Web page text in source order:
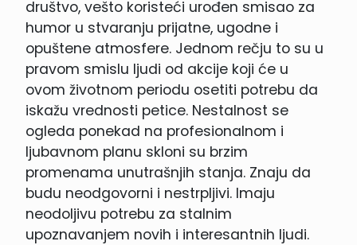
društvo, vešto koristeći urođen smisao za
humor u stvaranju prijatne, ugodne i
opuštene atmosfere. Jednom rečju to su u
pravom smislu ljudi od akcije koji će u
ovom životnom periodu osetiti potrebu da
iskažu vrednosti petice. Nestalnost se
ogleda ponekad na profesionalnom i
ljubavnom planu skloni su brzim
promenama unutrašnjih stanja. Znaju da
budu neodgovorni i nestrpljivi. Imaju
neodoljivu potrebu za stalnim
upoznavanjem novih i interesantnih ljudi.